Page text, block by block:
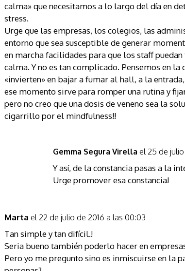
calma» que necesitamos a lo largo del día en
stress.
Urge que las empresas, los colegios, las
entorno que sea susceptible de generar
en marcha facilidades para que los staff
calma. Y no es tan complicado. Pensemos en la
«invierten» en bajar a fumar al hall, a la
ese momento sirve para romper una rutina y
pero no creo que una dosis de veneno sea la
cigarrillo por el mindfulness!!
Gemma Segura Virella el 25 de
Y así, de la constancia pasas a la
Urge promover esa constancia!
Marta el 22 de julio de 2016 a las 00:03
Tan simple y tan difícil.!
Seria bueno también poderlo hacer en
Pero yo me pregunto sino es inmiscuirse en la